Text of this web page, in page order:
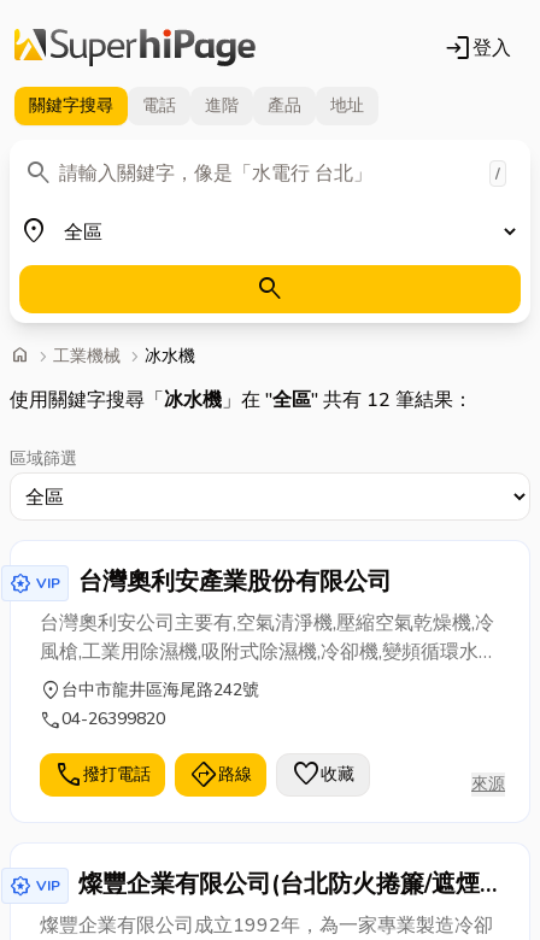
login登入
關鍵字搜尋 電話 進階 產品 地址
search
關鍵字 /
place
地區
search
home 首頁
chevron_right 工業機械 chevron_right 冰水機
使用關鍵字搜尋「冰水機」在 "全區" 共有 12 筆結果：
區域篩選
award_star VIP 台灣奧利安產業股份有限公司
台灣奧利安公司主要有,空氣清淨機,壓縮空氣乾燥機,冷
風槍,工業用除濕機,吸附式除濕機,冷卻機,變頻循環水冷
卻機,工業用循環冷卻機,變頻冷卻機,濕度控制器,空調
機,酪農設備機械...等產品。
location_on 台中市龍井區海尾路242號
call04-26399820
call撥打電話 directions路線 favorite收藏 來源
award_star VIP
燦豐企業有限公司(台北防火捲簾/遮煙
捲簾)
燦豐企業有限公司成立1992年，為一家專業製造冷卻